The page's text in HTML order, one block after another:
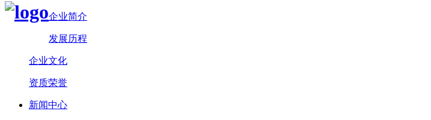
企业简介
发展历程
企业文化
资质荣誉
新闻中心